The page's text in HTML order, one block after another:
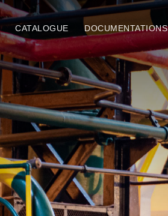
CATALOGUE DOCUMENTATIONS